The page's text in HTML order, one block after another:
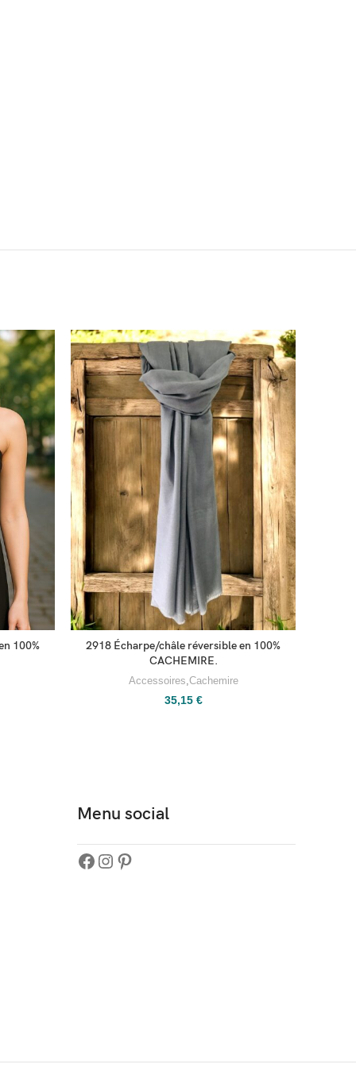
100%
2918 Écharpe/châle réversible en 100%
CACHEMIRE.
Accessoires Cachemire
35,15 €
Menu social